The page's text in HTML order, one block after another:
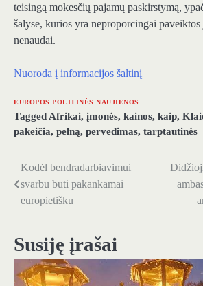
teisingą mokesčių pajamų paskirstymą,
šalyse, kurios yra neproporcingai
nenaudai.
Nuoroda į informacijos šaltinį
EUROPOS POLITINĖS NAUJIENOS
Tagged Afrikai, įmonės, kainos, kaip,
pakeičia, pelną, pervedimas, tarptautinės
Navigacija
tarp
Kodėl bendradarbiavimui
svarbu būti pakankamai
europietišku
Susiję įrašai